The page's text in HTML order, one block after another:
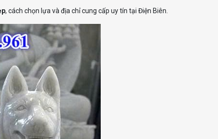
, cách chọn lựa và địa chỉ cung cấp uy tín tại Điện Biên.